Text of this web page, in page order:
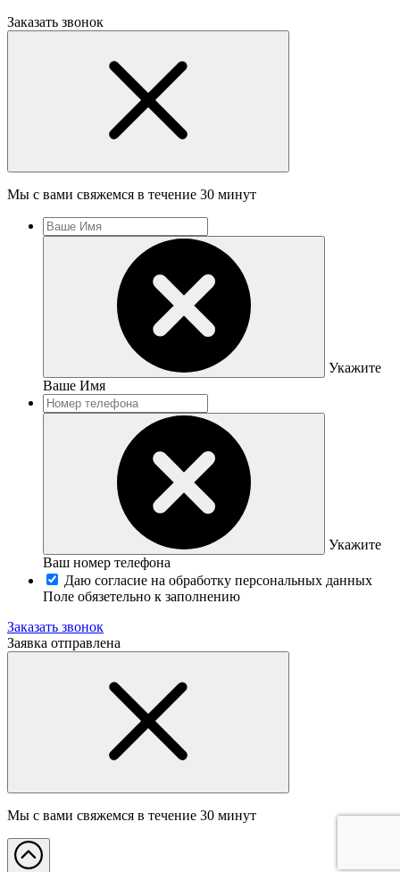
Заказать звонок
Мы с вами свяжемся в течение 30 минут
Укажите
Ваше Имя
Укажите
Ваш номер телефона
Даю согласие на обработку персональных данных
Поле обязетельно к заполнению
Заказать звонок
Заявка отправлена
Мы с вами свяжемся в течение 30 минут